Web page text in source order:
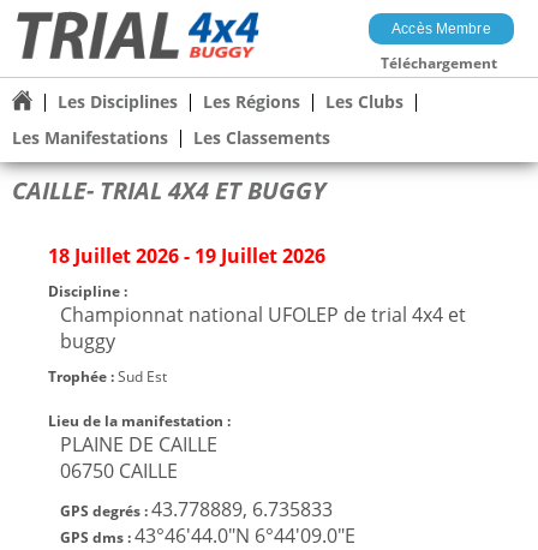
Accès Membre
Téléchargement
Les Disciplines Les Régions
Les Clubs
Les Manifestations
Les Classements
CAILLE- TRIAL 4X4 ET BUGGY
18 Juillet 2026 - 19 Juillet 2026
Discipline :
Championnat national UFOLEP de trial 4x4 et
buggy
Trophée :Sud Est
Lieu de la manifestation :
PLAINE DE CAILLE
06750 CAILLE
GPS degrés :43.778889, 6.735833
GPS dms :43°46'44.0"N 6°44'09.0"E